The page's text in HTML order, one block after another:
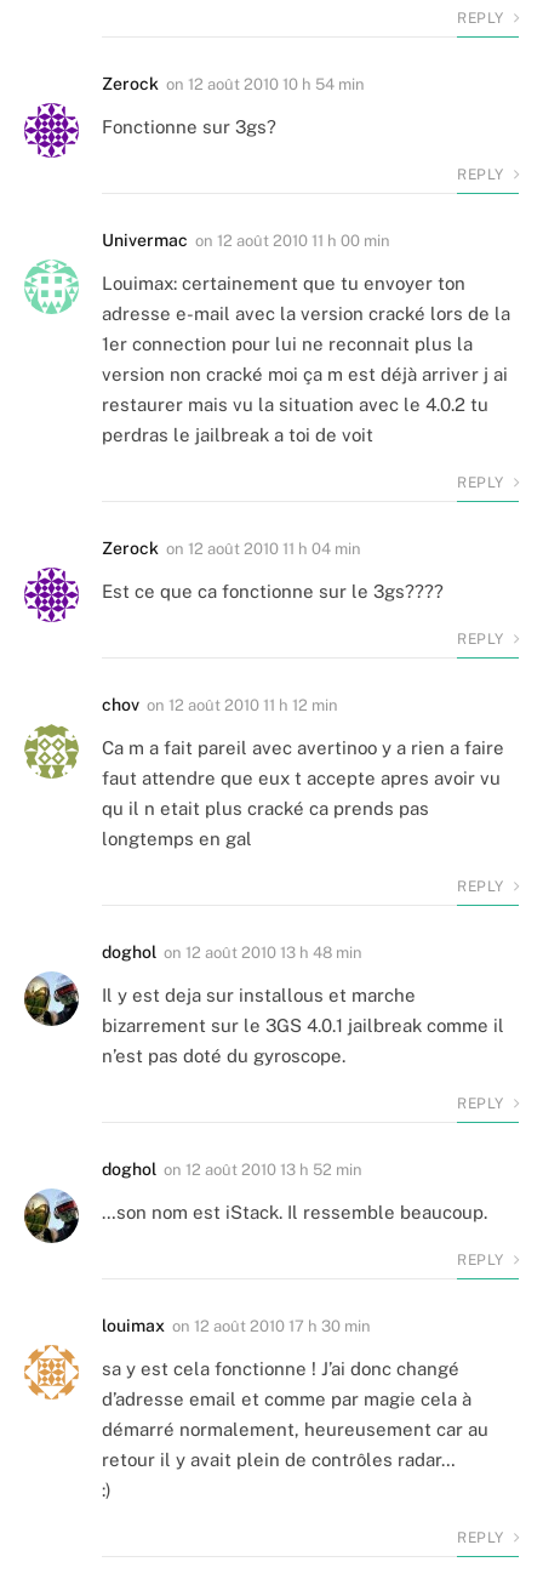
REPLY
Zerock on 12 août 2010 10 h 54 min
Fonctionne sur 3gs?
REPLY
Univermac on 12 août 2010 11 h 00 min
Louimax: certainement que tu envoyer ton
adresse e-mail avec la version cracké lors de la
1er connection pour lui ne reconnait plus la
version non cracké moi ça m est déjà arriver j ai
restaurer mais vu la situation avec le 4.0.2 tu
perdras le jailbreak a toi de voit
REPLY
Zerock on 12 août 2010 11 h 04 min
Est ce que ca fonctionne sur le 3gs????
REPLY
chov on 12 août 2010 11 h 12 min
Ca m a fait pareil avec avertinoo y a rien a faire
faut attendre que eux t accepte apres avoir vu
qu il n etait plus cracké ca prends pas
longtemps en gal
REPLY
doghol on 12 août 2010 13 h 48 min
Il y est deja sur installous et marche
bizarrement sur le 3GS 4.0.1 jailbreak comme il
n’est pas doté du gyroscope.
REPLY
doghol on 12 août 2010 13 h 52 min
…son nom est iStack. Il ressemble beaucoup.
REPLY
louimax on 12 août 2010 17 h 30 min
sa y est cela fonctionne ! J’ai donc changé
d’adresse email et comme par magie cela à
démarré normalement, heureusement car au
retour il y avait plein de contrôles radar…
:)
REPLY